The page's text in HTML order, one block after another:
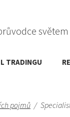
TRADINGU
pojmů /